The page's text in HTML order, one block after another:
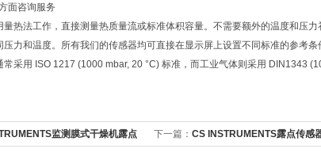
面咨询服务
热法工作，直接测量热质量流或标准体积容量。不需要额外的温度和压
力和温度。所有我们的传感器均可直接在显示屏上设置不同标准的参考
采用 ISO 1217 (1000 mbar, 20 °C) 标准，而工业气体则采用 DIN1343
监测膜式干燥机露点 下一篇： CS INSTRUMENTS露点传感